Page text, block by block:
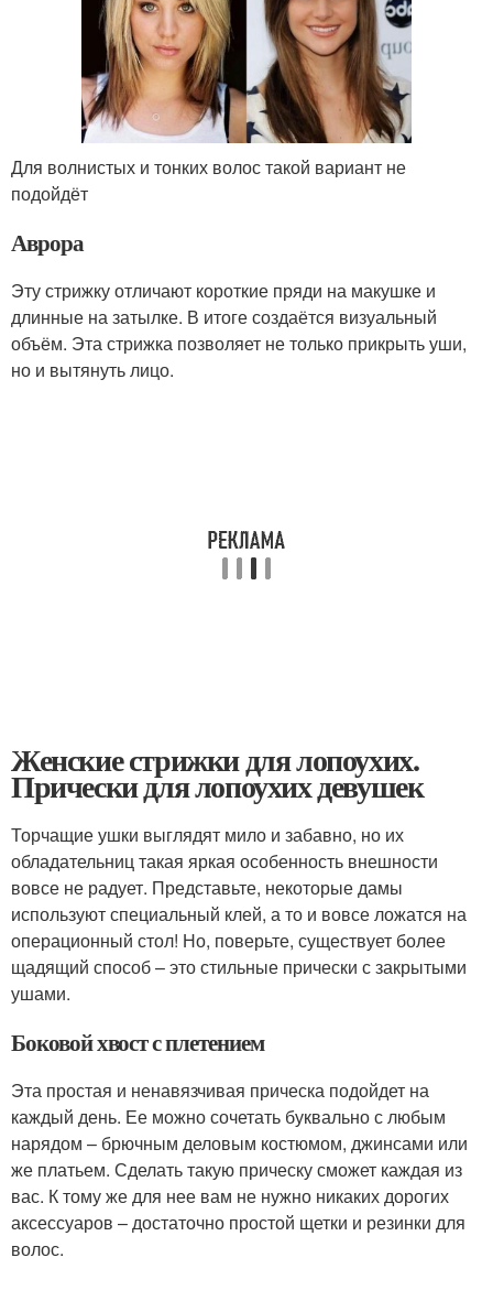
Для волнистых и тонких волос такой вариант не
подойдёт
Аврора
Эту стрижку отличают короткие пряди на макушке и
длинные на затылке. В итоге создаётся визуальный
объём. Эта стрижка позволяет не только прикрыть уши,
но и вытянуть лицо.
Женские стрижки для лопоухих.
Прически для лопоухих девушек
Торчащие ушки выглядят мило и забавно, но их
обладательниц такая яркая особенность внешности
вовсе не радует. Представьте, некоторые дамы
используют специальный клей, а то и вовсе ложатся на
операционный стол! Но, поверьте, существует более
щадящий способ – это стильные прически с закрытыми
ушами.
Боковой хвост с плетением
Эта простая и ненавязчивая прическа подойдет на
каждый день. Ее можно сочетать буквально с любым
нарядом – брючным деловым костюмом, джинсами или
же платьем. Сделать такую прическу сможет каждая из
вас. К тому же для нее вам не нужно никаких дорогих
аксессуаров – достаточно простой щетки и резинки для
волос.